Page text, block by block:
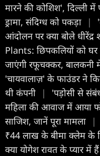
मारने की कोशिश', दिल्ली
ड्रामा, संदिग्ध को पकड़ा
|
आंदोलन पर क्या बोले धीरेंद्र
Plants: छिपकलियों को
जाएंगी रफूचक्कर,
'चायवालाज़' के फाउंडर ने
थी कंपनी
|
'पड़ोसी से
महिला की आवाज में आया
साजिश, जानें पूरा मामला
|
₹44 लाख के बीमा क्लेम के
क्या योगेश रावत के प्यार में